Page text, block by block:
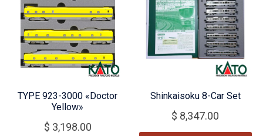
TYPE 923-3000 «Doctor
Yellow»
$ 3,198.00
Shinkaisoku 8-Car Set
$ 8,347.00